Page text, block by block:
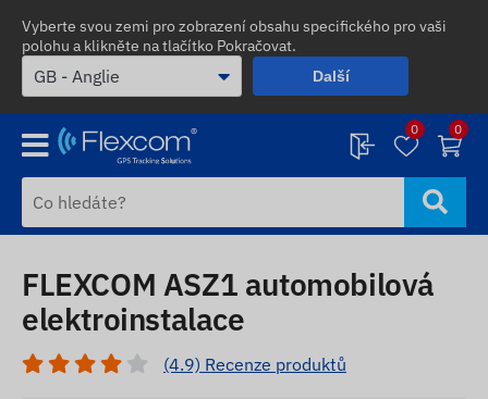
Vyberte svou zemi pro zobrazení obsahu specifického pro vaši
polohu a klikněte na tlačítko Pokračovat.
Další
0 0
FLEXCOM ASZ1 automobilová
elektroinstalace
(4.9) Recenze produktů